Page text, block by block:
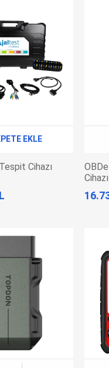
Cihazı
EKLE